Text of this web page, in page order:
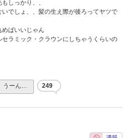
しっかり、、
でしょ、、髪の生え際が後ろってヤツで
ばいいじゃん
ラミック・クラウンにしちゃうくらいの
うーん… 249